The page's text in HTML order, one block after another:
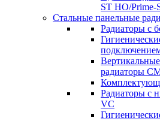
ST HO/Prime-
Стальные панельные
Радиаторы c
радиаторы
Радиаторы c
VC